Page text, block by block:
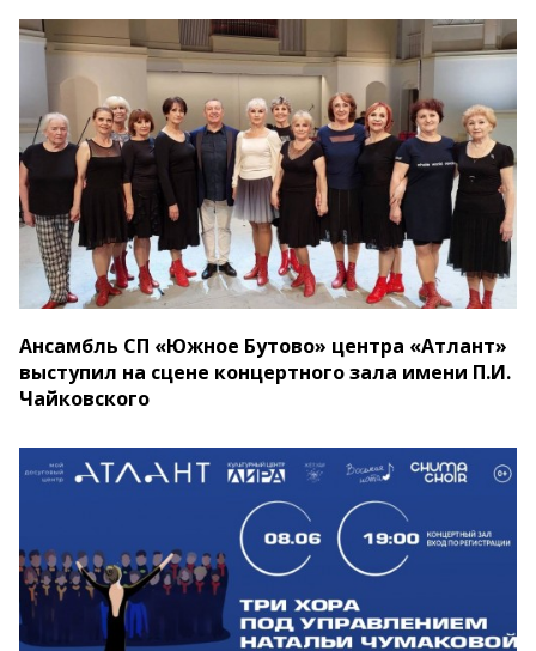
Ансамбль СП «Южное Бутово» центра «Атлант»
выступил на сцене концертного зала имени П.И.
Чайковского